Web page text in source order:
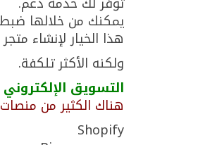
يمكنك من خلالها
هذا الخيار لإنشاء
ولكنه الأكثر تلكفة.
التسويق
هناك الكثير من
Shopify